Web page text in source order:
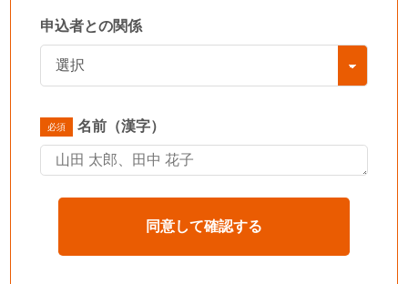
申込者との関係
名前（漢字）